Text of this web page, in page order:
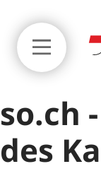
so.ch
des